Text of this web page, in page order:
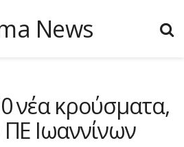
νέα κρούσματα,
Ιωαννίνων